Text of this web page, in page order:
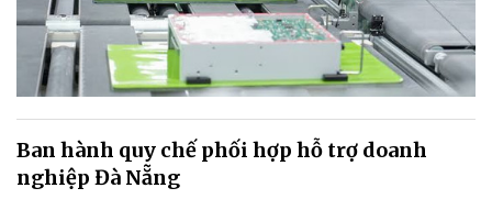
Ban hành quy chế phối hợp hỗ trợ doanh
nghiệp Đà Nẵng